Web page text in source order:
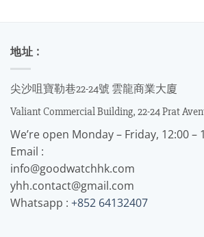
地址 :
尖沙咀寶勒巷22-24號 雲龍商業大廈
Valiant Commercial Building, 22-24 Prat
We’re open Monday – Friday, 12:00 –
Email :
info@goodwatchhk.com
yhh.contact@gmail.com
Whatsapp : +852 64132407